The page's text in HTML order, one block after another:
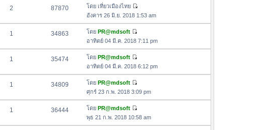
ค
ว
ม
ล่
สุ
2 87870 โดย เที่ยวเมืองไทย
ดู
ข้
ค
ว
ม
ล่
สุ
อังคาร 26 มิ.ย. 2018 1:53 am
1 34863 โดย PR@mdsoft
ดู
ข้
ค
ว
ม
ล่
สุ
อาทิตย์ 04 มี.ค. 2018 7:11 pm
1 35474 โดย PR@mdsoft
ดู
ข้
ค
ว
ม
ล่
อาทิตย์ 04 มี.ค. 2018 6:12 pm
1 34809 โดย PR@mdsoft
ดู
ข้
ค
ว
ศุกร์ 23 ก.พ. 2018 3:09 pm
1 36444 โดย PR@mdsoft
ดู
ข้
พุธ 21 ก.พ. 2018 10:58 am